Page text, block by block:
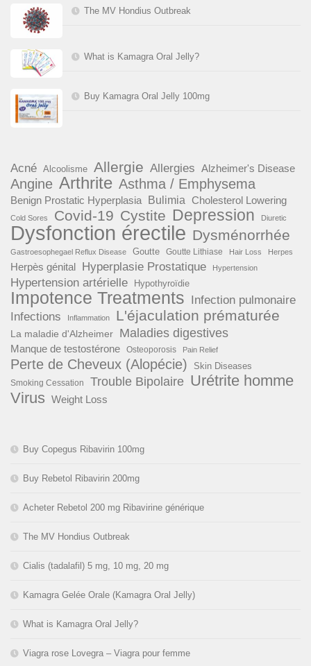
The MV Hondius Outbreak
What is Kamagra Oral Jelly?
Buy Kamagra Oral Jelly 100mg
Acné Alcoolisme Allergie Allergies Alzheimer's Disease
Angine Arthrite Asthma / Emphysema
Benign Prostatic Hyperplasia Bulimia Cholesterol Lowering
Cold Sores Covid-19 Cystite Depression Diuretic
Dysfonction érectile Dysménorrhée
Gastroesophegael Reflux Disease Goutte Goutte Lithiase Hair Loss Herpes
Herpès génital Hyperplasie Prostatique Hypertension
Hypertension artérielle Hypothyroïdie
Impotence Treatments
Infection pulmonaire
Infections
Inflammation L'éjaculation prématurée
La maladie d'Alzheimer Maladies digestives
Manque de testostérone Osteoporosis Pain Relief
Perte de Cheveux (Alopécie) Skin Diseases
Smoking Cessation Trouble Bipolaire Urétrite homme
Virus Weight Loss
Buy Copegus Ribavirin 100mg
Buy Rebetol Ribavirin 200mg
Acheter Rebetol 200 mg Ribavirine générique
The MV Hondius Outbreak
Cialis (tadalafil) 5 mg, 10 mg, 20 mg
Kamagra Gelée Orale (Kamagra Oral Jelly)
What is Kamagra Oral Jelly?
Viagra rose Lovegra – Viagra pour femme